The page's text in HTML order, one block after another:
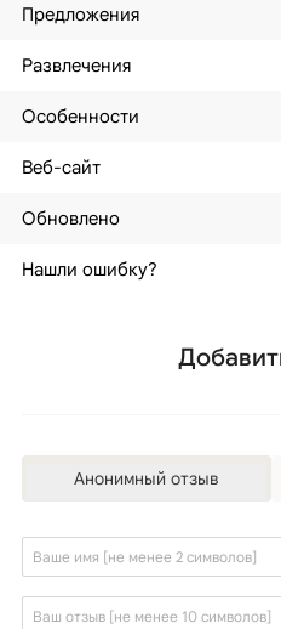
Предложения
Развлечения
Особенности
Веб-сайт
Обновлено
Нашли ошибку?
Анонимный отзыв